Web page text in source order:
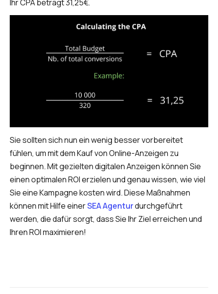
Ihr CPA beträgt 31,25€.
Sie sollten sich nun ein wenig besser vorbereitet
fühlen, um mit dem Kauf von Online-Anzeigen zu
beginnen. Mit gezielten digitalen Anzeigen können Sie
einen optimalen ROI erzielen und genau wissen, wie viel
Sie eine Kampagne kosten wird. Diese Maßnahmen
können mit Hilfe einerSEA Agenturdurchgeführt
werden, die dafür sorgt, dass Sie Ihr Ziel erreichen und
Ihren ROI maximieren!